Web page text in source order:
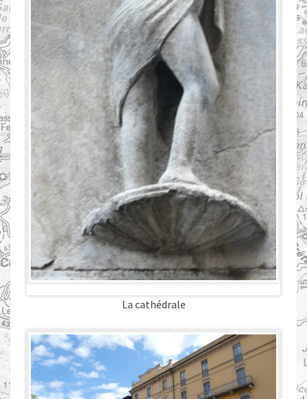
La cathédrale